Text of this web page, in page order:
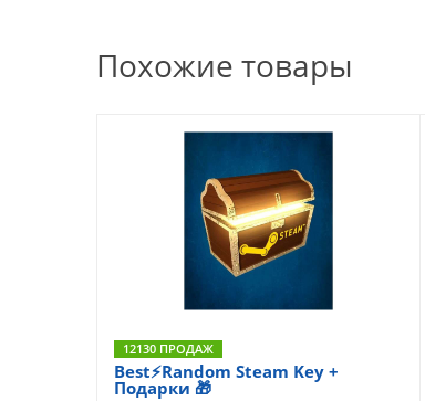
Похожие товары
12130 ПРОДАЖ
Best⚡Random Steam Key +
Подарки 🎁